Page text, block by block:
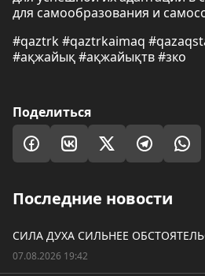
для самообразования и
#qaztrk #qaztrkaimaq
#ақжайық #ақжайықтв #зко
Поделиться
Последние новости
СИЛА ДУХА СИЛЬНЕЕ
07.08.2026 19:42